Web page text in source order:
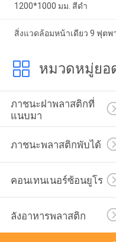
1200*1000 มม. สีดำ
สิ่งแวดล้อมหน้าเดียว 9 ฟุต
หมวดหมู่ยอ
ภาชนะฝาพลาสติกที่
แนบมา
ภาชนะพลาสติกพับได้
คอนเทนเนอร์ซ้อนยูโร
ลังอาหารพลาสติก